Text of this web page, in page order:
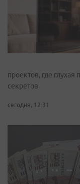
проектов, где
секретов
сегодня, 12:31